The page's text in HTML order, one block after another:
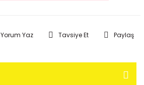
Yorum Yaz Tavsiye Et Paylaş